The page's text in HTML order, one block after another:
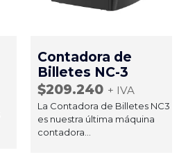
Contadora de
Billetes NC-3
$209.240 + IVA
La Contadora de Billetes NC3
es nuestra última máquina
contadora...